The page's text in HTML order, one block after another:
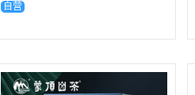
自营